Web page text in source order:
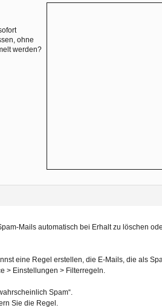
ohne
werden?
Mails automatisch bei Erhalt zu löschen
eine Regel erstellen, die E-Mails, die als
> Einstellungen > Filterregeln.
Spam“.
Sie die Regel.